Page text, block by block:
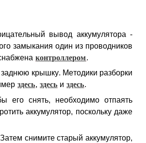
вывод аккумулятора -
замыкания один из проводников
контроллером.
крышку. Методики разборки
здесь, здесь и здесь.
его снять, необходимо отпаять
аккумулятор, поскольку даже
снимите старый аккумулятор,